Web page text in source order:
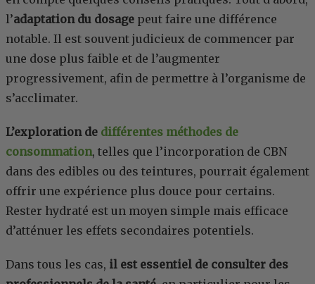
l’adaptation du dosage peut faire une différence
notable. Il est souvent judicieux de commencer par
une dose plus faible et de l’augmenter
progressivement, afin de permettre à l’organisme de
s’acclimater.
L’exploration de différentes méthodes de
consommation, telles que l’incorporation de CBN
dans des edibles ou des teintures, pourrait également
offrir une expérience plus douce pour certains.
Rester hydraté est un moyen simple mais efficace
d’atténuer les effets secondaires potentiels.
Dans tous les cas, il est essentiel de consulter des